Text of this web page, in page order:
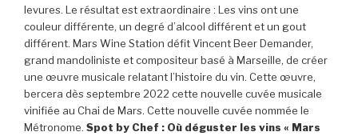
levures. Le résultat est extraordinaire : Les vins ont une
couleur différente, un degré d’alcool différent et un gout
différent. Mars Wine Station défit Vincent Beer Demander,
grand mandoliniste et compositeur basé à Marseille, de créer
une œuvre musicale relatant l’histoire du vin. Cette œuvre,
bercera dès septembre 2022 cette nouvelle cuvée musicale
vinifiée au Chai de Mars. Cette nouvelle cuvée nommée le
Métronome. Spot by Chef : Où déguster les vins « Mars